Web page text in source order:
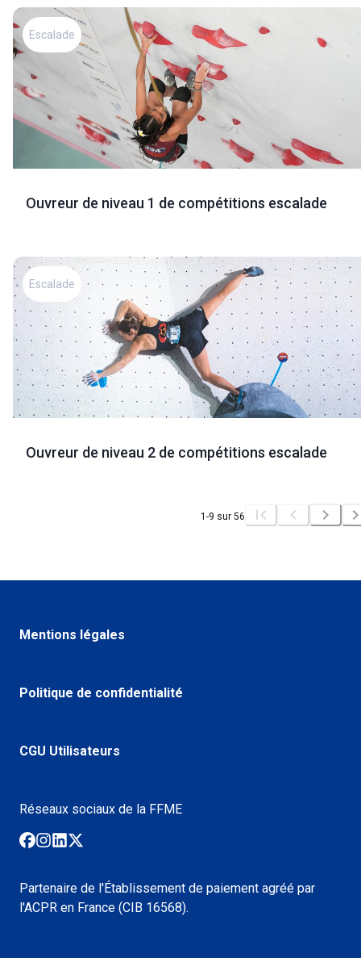
Escalade
Ouvreur de niveau 1 de compétitions escalade
Escalade
Ouvreur de niveau 2 de compétitions escalade
1 -9 sur 56
Mentions légales
Politique de confidentialité
CGU Utilisateurs
Partenaire de l'Établissement de paiement agréé par
l'ACPR en France (CIB 16568).
Réseaux sociaux de la FFME